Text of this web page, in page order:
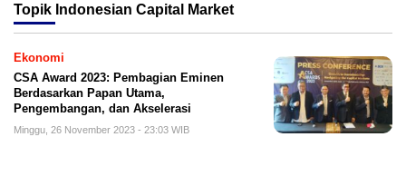
Topik Indonesian Capital Market
Ekonomi
CSA Award 2023: Pembagian Eminen
Berdasarkan Papan Utama,
Pengembangan, dan Akselerasi
Minggu, 26 November 2023 - 23:03 WIB